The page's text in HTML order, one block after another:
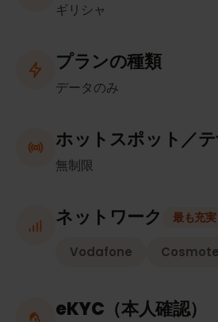
ギリシャ
プランの種類
データのみ
ホットスポット／
無制限
ネットワーク 最も充
Vodafone Cosmote
eKYC（本人確認）